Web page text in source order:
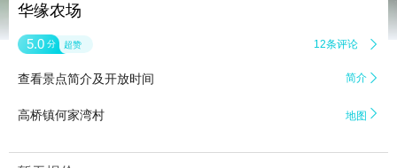
华缘农场
5.0 分 超赞 12条评论 
查看景点简介及开放时间 简介 
高桥镇何家湾村 地图 